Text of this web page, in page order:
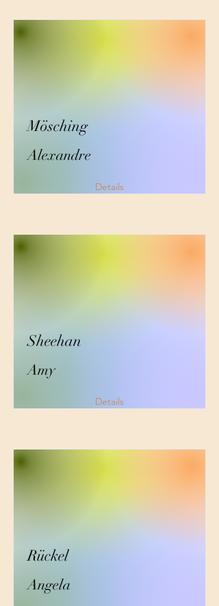
Mösching
Alexandre
Details
Sheehan
Amy
Details
Rückel
Angela